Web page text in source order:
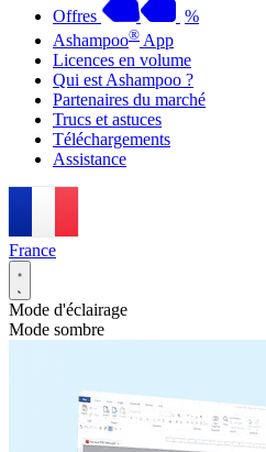
Offres
%
Ashampoo® App
Licences en volume
Qui est Ashampoo ?
Partenaires du marché
Trucs et astuces
Téléchargements
Assistance
France
Mode d'éclairage
Mode sombre